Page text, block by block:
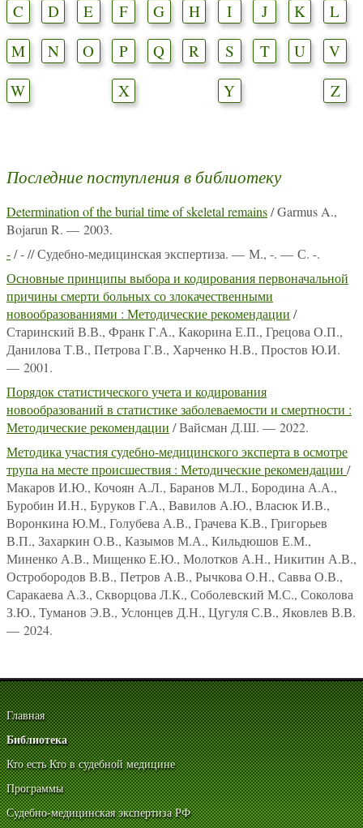
C
D E F G H I J K
L
M
N O P Q R S T U
V
W
X Y Z
Последние поступления в библиотеку
Determination of the burial time of skeletal remains/ Garmus A.,
Bojarun R. — 2003.
-/ - // Судебно-медицинская экспертиза. — М., -. — С. -.
Основные принципы выбора и кодирования первоначальной
причины смерти больных со злокачественными
новообразованиями : Методические рекомендации /
Старинский В.В., Франк Г.А., Какорина Е.П., Грецова О.П.,
Данилова Т.В., Петрова Г.В., Харченко Н.В., Простов Ю.И.
— 2001.
Порядок статистического учета и кодирования
новообразований в статистике заболеваемости и смертности :
Методические рекомендации / Вайсман Д.Ш. — 2022.
Методика участия судебно-медицинского эксперта в осмотре
трупа на месте происшествия : Методические рекомендации /
Макаров И.Ю., Кочоян А.Л., Баранов М.Л., Бородина А.А.,
Буробин И.Н., Буруков Г.А., Вавилов А.Ю., Власюк И.В.,
Воронкина Ю.М., Голубева А.В., Грачева К.В., Григорьев
В.П., Захаркин О.В., Казымов М.А., Кильдюшов Е.М.,
Миненко А.В., Мищенко Е.Ю., Молотков А.Н., Никитин А.В.,
Остробородов В.В., Петров А.В., Рычкова О.Н., Савва О.В.,
Саракаева А.З., Скворцова Л.К., Соболевский М.С., Соколова
З.Ю., Туманов Э.В., Услонцев Д.Н., Цугуля С.В., Яковлев В.В.
— 2024.
Главная
Библиотека
Кто есть Кто в судебной медицине
Программы
Судебно-медицинская экспертиза РФ